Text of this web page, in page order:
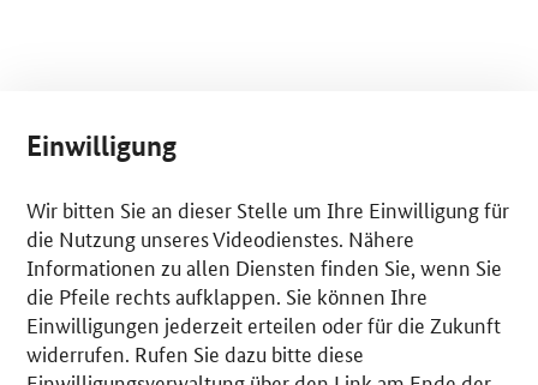
Einwilligung
Wir bitten Sie an dieser Stelle um Ihre Einwilligung für
die Nutzung unseres Videodienstes. Nähere
Informationen zu allen Diensten finden Sie, wenn Sie
die Pfeile rechts aufklappen. Sie können Ihre
Einwilligungen jederzeit erteilen oder für die Zukunft
widerrufen. Rufen Sie dazu bitte diese